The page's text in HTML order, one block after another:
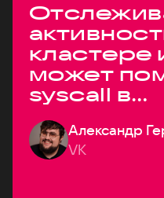
кластере
может
syscall в
системах
Александр
VK